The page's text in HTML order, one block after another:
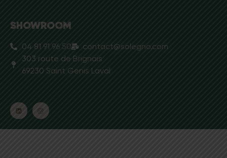
SHOWROOM
04 81 91 96 50
contact@solegno.com
303 route de Brignais
69230 Saint Genis Laval